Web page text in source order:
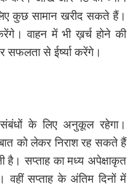
कुछ सामान खरीद सकते हैं।
वाहन में भी ख़र्च होने की
से ईर्ष्या करेंगे।
संबंधों के लिए अनुकूल रहेगा।
को लेकर निराश रह सकते हैं
सप्ताह का मध्य अपेक्षाकृत
वहीं सप्ताह के अंतिम दिनों में